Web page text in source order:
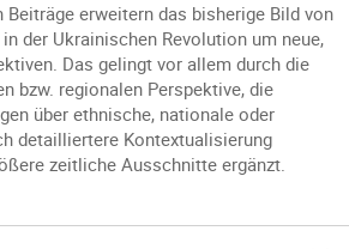
Beiträge erweitern das bisherige Bild von
der Ukrainischen Revolution um neue,
Das gelingt vor allem durch die
bzw. regionalen Perspektive, die
über ethnische, nationale oder
detailliertere Kontextualisierung
zeitliche Ausschnitte ergänzt.